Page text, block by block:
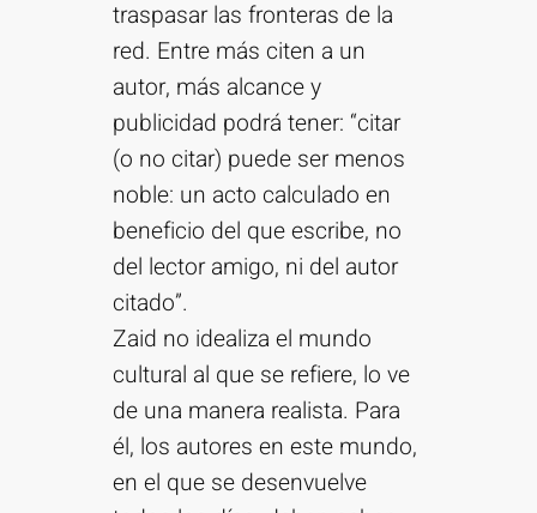
traspasar las fronteras de la
red. Entre más citen a un
autor, más alcance y
publicidad podrá tener: “citar
(o no citar) puede ser menos
noble: un acto calculado en
beneficio del que escribe, no
del lector amigo, ni del autor
citado”.
Zaid no idealiza el mundo
cultural al que se refiere, lo ve
de una manera realista. Para
él, los autores en este mundo,
en el que se desenvuelve